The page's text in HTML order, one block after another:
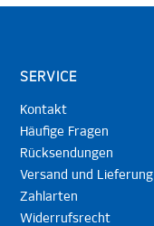
SERVICE
Kontakt
Häufige Fragen
Rücksendungen
Versand und Lieferung
Zahlarten
Widerrufsrecht